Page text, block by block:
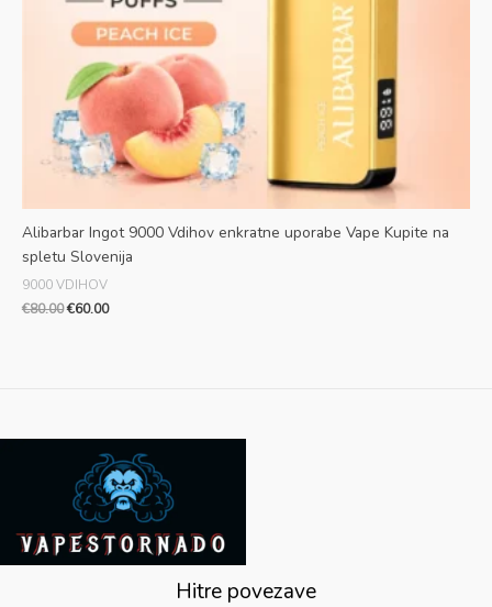
Alibarbar Ingot 9000 Vdihov enkratne uporabe Vape Kupite na
spletu Slovenija
9000 VDIHOV
€80.00€60.00
Hitre povezave